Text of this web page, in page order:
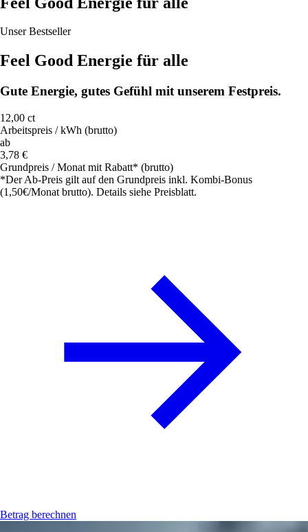
Unser Bestseller
Feel Good Energie für alle
Gute Energie, gutes Gefühl mit unserem Festpreis.
12,00 ct
Arbeitspreis / kWh (brutto)
ab
3,78 €
Grundpreis / Monat mit Rabatt* (brutto)
*Der Ab-Preis gilt auf den Grundpreis inkl. Kombi-Bonus
(1,50€/Monat brutto). Details siehe Preisblatt.
Betrag berechnen